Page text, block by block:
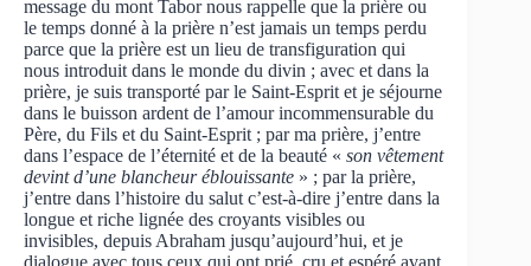
message du mont Tabor nous rappelle que la prière ou
le temps donné à la prière n’est jamais un temps perdu
parce que la prière est un lieu de transfiguration qui
nous introduit dans le monde du divin ; avec et dans la
prière, je suis transporté par le Saint-Esprit et je séjourne
dans le buisson ardent de l’amour incommensurable du
Père, du Fils et du Saint-Esprit ; par ma prière, j’entre
dans l’espace de l’éternité et de la beauté « son vêtement
devint d’une blancheur éblouissante » ; par la prière,
j’entre dans l’histoire du salut c’est-à-dire j’entre dans la
longue et riche lignée des croyants visibles ou
invisibles, depuis Abraham jusqu’aujourd’hui, et je